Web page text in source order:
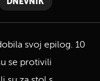
DNEVNIK
svoj epilog. 10
se protivili